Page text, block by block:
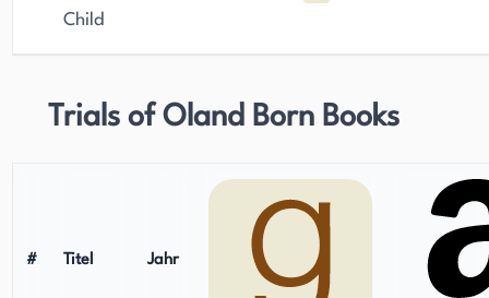
Child
Trials of Oland Born Books
# Titel Jahr